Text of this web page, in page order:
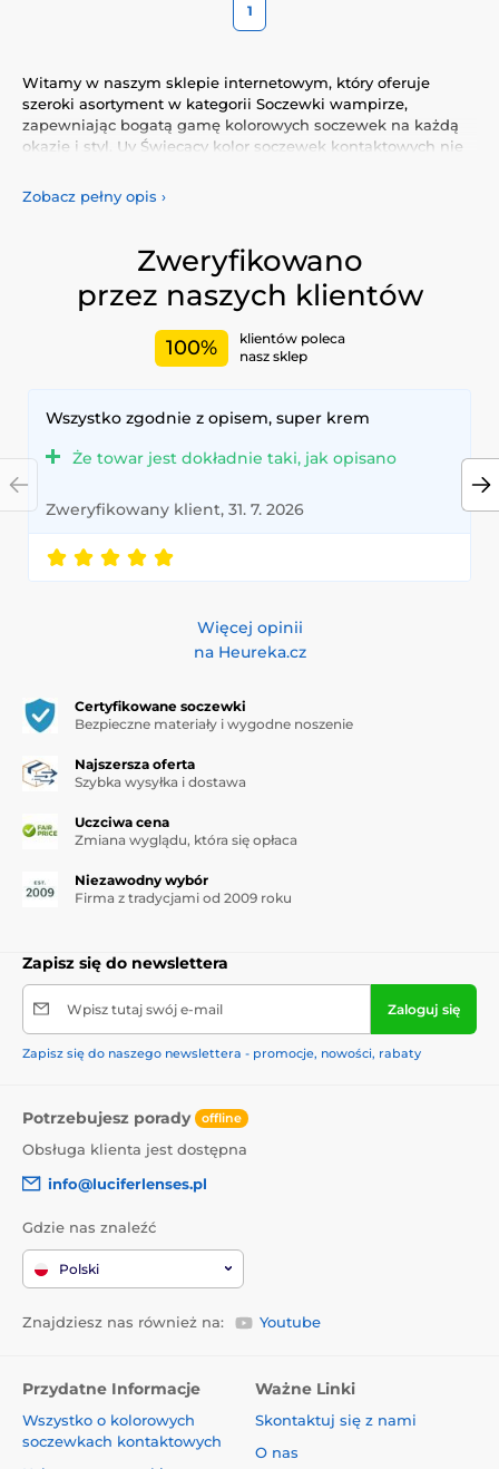
1
Witamy w naszym sklepie internetowym, który oferuje
szeroki asortyment w kategorii Soczewki wampirze,
zapewniając bogatą gamę kolorowych soczewek na każdą
okazję i styl. Uv Świecący kolor soczewek kontaktowych nie
wyrazić swoją osobowość i wyjątkowość.
gwarantują komfort i bezpieczeństwo przez cały dzień.
Dodaj trochę koloru do swojego życia dzięki naszym
wysokiej jakości soczewkom, spełniającym najwyższe
standardy jakości i wygody.
Zobacz pełny opis ›
Zweryfikowano
przez naszych klientów
100%
klientów poleca
nasz sklep
Wszystko zgodnie z opisem, super krem
Że towar jest dokładnie taki, jak opisano
Zweryfikowany klient, 31. 7. 2026
Więcej opinii
na Heureka.cz
Certyfikowane soczewki
Bezpieczne materiały i wygodne noszenie
Najszersza oferta
Szybka wysyłka i dostawa
Uczciwa cena
Zmiana wyglądu, która się opłaca
Niezawodny wybór
Firma z tradycjami od 2009 roku
Zapisz się do newslettera
Wpisz tutaj swój e-mail Zaloguj się
Zapisz się do naszego newslettera - promocje, nowości, rabaty
Potrzebujesz porady offline
Obsługa klienta jest dostępna
info@luciferlenses.pl
Gdzie nas znaleźć
Polski
Znajdziesz nas również na: Youtube
Przydatne Informacje
Wszystko o kolorowych
soczewkach kontaktowych
Ważne Linki
Skontaktuj się z nami
O nas